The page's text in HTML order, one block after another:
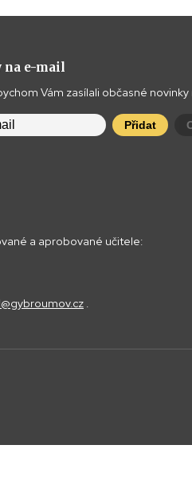
na e-mail
Vám zasílali občasné
Přidat
a aprobované učitele:
.